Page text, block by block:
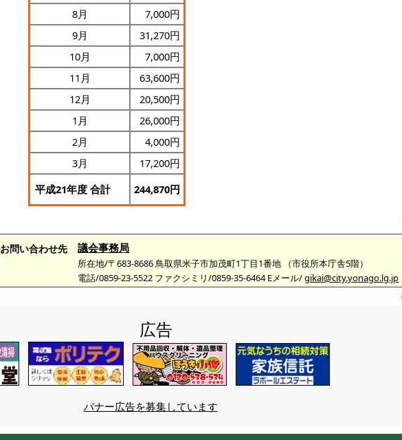
8月
7,000円
9月
31,270円
10月
7,000円
11月
63,600円
12月
20,500円
1月
26,000円
2月
4,000円
3月
17,200円
平成21年度 合計
244,870円
お問い合わせ先 議会事務局
所在地/〒683-8686 鳥取県米子市加茂町1丁目1番地 （市役所本庁舎5階）
電話/0859-23-5522 ファクシミリ/0859-35-6464 Eメール/gikai@city.yonago.lg.jp
広告
バナー広告を募集しています